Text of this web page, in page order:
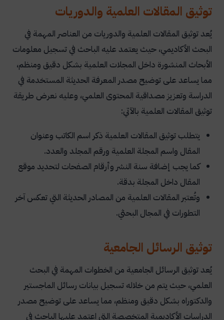
توثيق المقالات العلمية والدوريات
يُعد توثيق المقالات العلمية والدوريات من العناصر المهمة في
البحث الأكاديمي، حيث يعتمد عليه الباحث في تسجيل معلومات
الأبحاث المنشورة داخل المجلات العلمية بشكل دقيق ومنظم،
مما يساعد على توضيح مصدر المعرفة الحديثة المستخدمة في
الدراسة وتعزيز مصداقية المحتوى العلمي، وعليه نعرض طريقة
توثيق المقالات العلمية بالآتي:
يتطلب توثيق المقالات العلمية ذكر اسم الكاتب وعنوان
المقال واسم المجلة العلمية ورقم المجلد والعدد.
كما يجب إضافة سنة النشر وأرقام الصفحات لتحديد موقع
المقال داخل المجلة بدقة.
وتُعتبر المقالات العلمية من المصادر الحديثة التي تعكس آخر
التطورات في المجال البحثي.
توثيق الرسائل الجامعية
يُعد توثيق الرسائل الجامعية من الخطوات المهمة في البحث
العلمي، حيث يتم من خلاله تسجيل بيانات رسائل الماجستير
والدكتوراه بشكل دقيق ومنظم، مما يساعد على توضيح مصدر
الدراسات الأكاديمية المتخصصة التي اعتمد عليها الباحث في